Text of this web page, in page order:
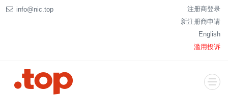
info@nic.top
注册商登录
新注册商申请
English
滥用投诉